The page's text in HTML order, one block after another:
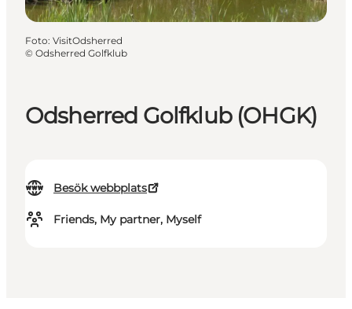
Odsherred Golfklub (OHGK)
Besök webbplats
Friends, My partner, Myself
Foto: VisitOdsherred
© Odsherred Golfklub